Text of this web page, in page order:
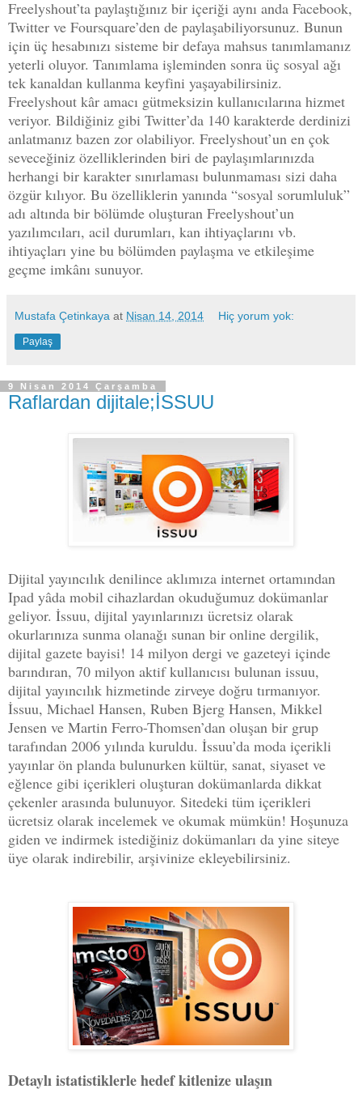
Freelyshout’ta paylaştığınız bir içeriği aynı anda Facebook,
Twitter ve Foursquare’den de paylaşabiliyorsunuz. Bunun
için üç hesabınızı sisteme bir defaya mahsus tanımlamanız
yeterli oluyor. Tanımlama işleminden sonra üç sosyal ağı
tek kanaldan kullanma keyfini yaşayabilirsiniz.
Freelyshout kâr amacı gütmeksizin kullanıcılarına hizmet
veriyor. Bildiğiniz gibi Twitter’da 140 karakterde derdinizi
anlatmanız bazen zor olabiliyor. Freelyshout’un en çok
seveceğiniz özelliklerinden biri de paylaşımlarınızda
herhangi bir karakter sınırlaması bulunmaması sizi daha
özgür kılıyor. Bu özelliklerin yanında “sosyal sorumluluk”
adı altında bir bölümde oluşturan Freelyshout’un
yazılımcıları, acil durumları, kan ihtiyaçlarını vb.
ihtiyaçları yine bu bölümden paylaşma ve etkileşime
geçme imkânı sunuyor.
Mustafa Çetinkaya at Nisan 14, 2014 Hiç yorum yok:
Paylaş
9 Nisan 2014 Çarşamba
Raflardan dijitale;İSSUU
Dijital yayıncılık denilince aklımıza internet ortamından
Ipad yâda mobil cihazlardan okuduğumuz dokümanlar
geliyor. İssuu, dijital yayınlarınızı ücretsiz olarak
okurlarınıza sunma olanağı sunan bir online dergilik,
dijital gazete bayisi! 14 milyon dergi ve gazeteyi içinde
barındıran, 70 milyon aktif kullanıcısı bulunan issuu,
dijital yayıncılık hizmetinde zirveye doğru tırmanıyor.
İssuu, Michael Hansen, Ruben Bjerg Hansen, Mikkel
Jensen ve Martin Ferro-Thomsen’dan oluşan bir grup
tarafından 2006 yılında kuruldu. İssuu’da moda içerikli
yayınlar ön planda bulunurken kültür, sanat, siyaset ve
eğlence gibi içerikleri oluşturan dokümanlarda dikkat
çekenler arasında bulunuyor. Sitedeki tüm içerikleri
ücretsiz olarak incelemek ve okumak mümkün! Hoşunuza
giden ve indirmek istediğiniz dokümanları da yine siteye
üye olarak indirebilir, arşivinize ekleyebilirsiniz.
Detaylı istatistiklerle hedef kitlenize ulaşın